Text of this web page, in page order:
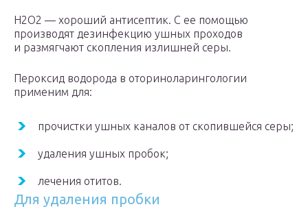
Н2О2 — хороший антисептик. С ее помощью
производят дезинфекцию ушных проходов
и размягчают скопления излишней серы.
Пероксид водорода в оториноларингологии
применим для:
прочистки ушных каналов от скопившейся серы;
удаления ушных пробок;
лечения отитов.
Для удаления пробки